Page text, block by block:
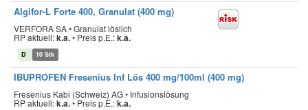
Algifor-L Forte 400, Granulat (400 mg)
VERFORA SA • Granulat löslich
RP aktuell:k.a.• Preis p.E.:k.a.
D 10 Stk
IBUPROFEN Fresenius Inf Lös 400 mg/100ml (400 mg)
Fresenius Kabi (Schweiz) AG • Infusionslösung
RP aktuell:k.a.• Preis p.E.:k.a.